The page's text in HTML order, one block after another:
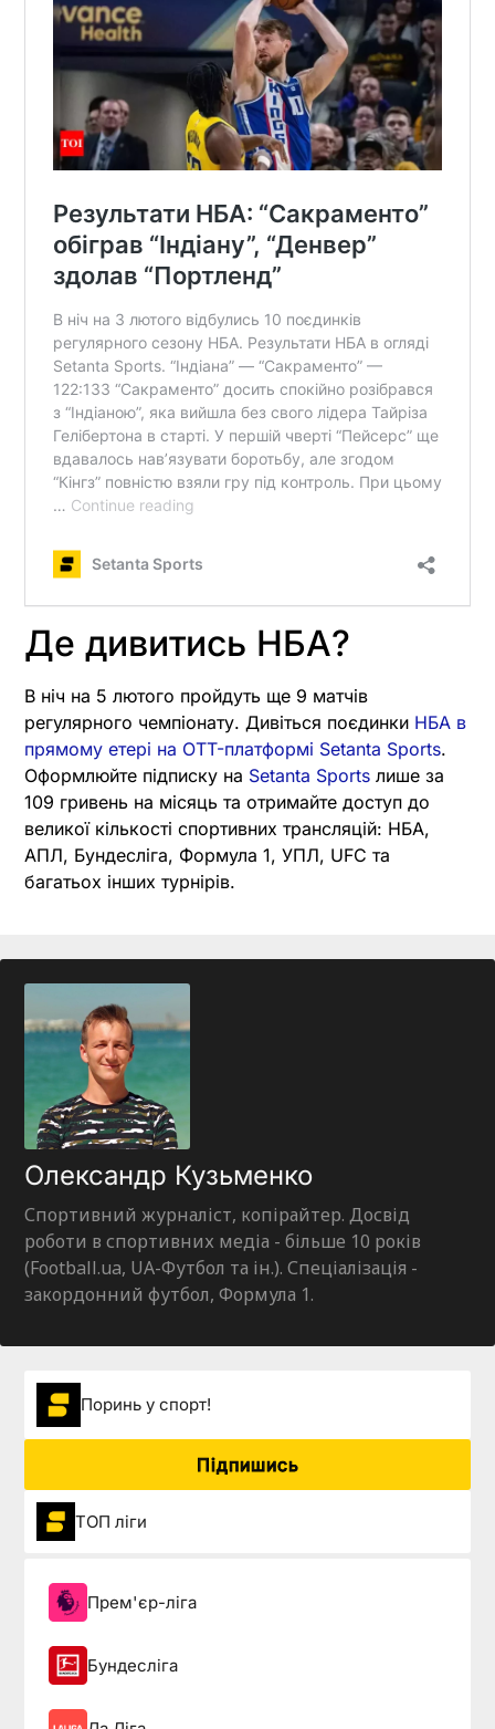
Де дивитись НБА?
В ніч на 5 лютого пройдуть ще 9 матчів
регулярного чемпіонату. Дивіться поєдинки НБА в
прямому етері на OTT-платформі Setanta Sports.
Оформлюйте підписку на Setanta Sports лише за
109 гривень на місяць та отримайте доступ до
великої кількості спортивних трансляцій: НБА,
АПЛ, Бундесліга, Формула 1, УПЛ, UFC та
багатьох інших турнірів.
Олександр Кузьменко
Спортивний журналіст, копірайтер. Досвід
роботи в спортивних медіа - більше 10 років
(Football.ua, UA-Футбол та ін.). Спеціалізація -
закордонний футбол, Формула 1.
Поринь у спорт!
Підпишись
ТОП ліги
Прем'єр-ліга
Бундесліга